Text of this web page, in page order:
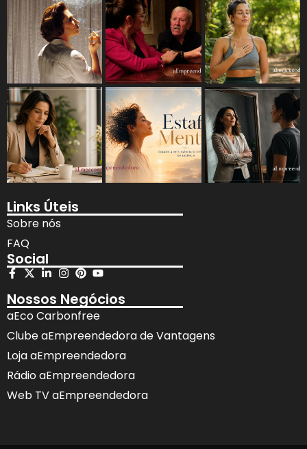
Links Úteis
Sobre nós
FAQ
Social
Nossos Negócios
aEco Carbonfree
Clube aEmpreendedora de Vantagens
Loja aEmpreendedora
Rádio aEmpreendedora
Web TV aEmpreendedora